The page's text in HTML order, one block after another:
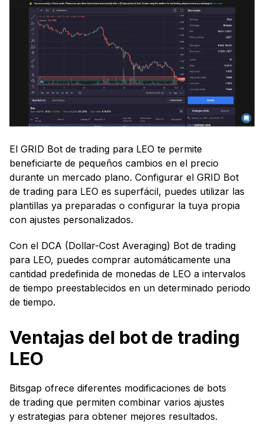
El GRID Bot de trading para LEO te permite
beneficiarte de pequeños cambios en el precio
durante un mercado plano. Configurar el GRID Bot
de trading para LEO es superfácil, puedes utilizar las
plantillas ya preparadas o configurar la tuya propia
con ajustes personalizados.
Con el DCA (Dollar-Cost Averaging) Bot de trading
para LEO, puedes comprar automáticamente una
cantidad predefinida de monedas de LEO a intervalos
de tiempo preestablecidos en un determinado periodo
de tiempo.
Ventajas del bot de trading
LEO
Bitsgap ofrece diferentes modificaciones de bots
de trading que permiten combinar varios ajustes
y estrategias para obtener mejores resultados.